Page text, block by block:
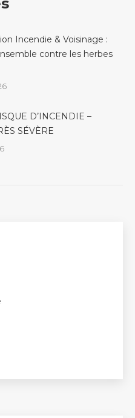
Incendie & Voisinage :
contre les herbes
D’INCENDIE –
SÉVÈRE